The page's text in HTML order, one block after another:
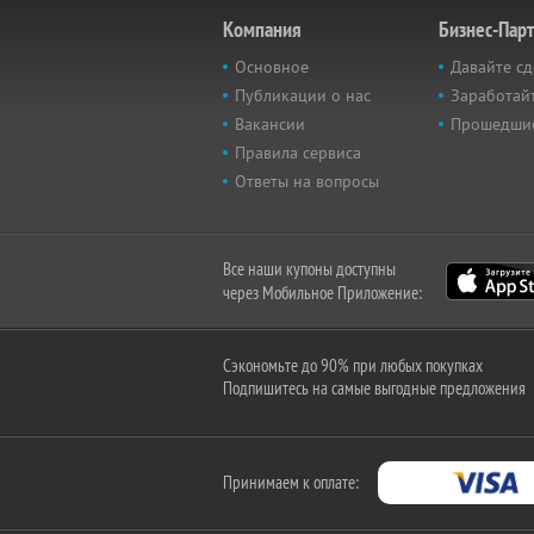
Компания
Основное
Публикации о нас
Вакансии
Правила сервиса
Ответы на вопросы
Бизнес-
Давайте
Все наши купоны доступны
через Мобильное Приложение:
Сэкономьте до 90% при любых покупках
Подпишитесь на самые выгодные предложения
Принимаем к оплате: